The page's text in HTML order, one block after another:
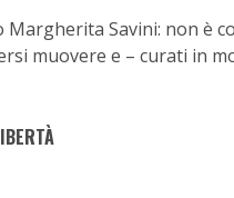
Margherita Savini: non è
muovere e – curati in